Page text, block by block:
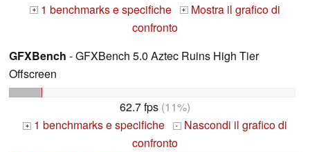
+ 1 benchmarks e specifiche + Mostra il grafico di
confronto
GFXBench - GFXBench 5.0 Aztec Ruins High Tier
Offscreen
62.7 fps (11%)
+ 1 benchmarks e specifiche - Nascondi il grafico di
confronto